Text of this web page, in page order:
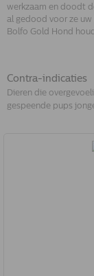
werkzaam en doodt
al gedood voor ze uw
Bolfo Gold Hond
Contra-indicaties
Dieren die
gespeende pups